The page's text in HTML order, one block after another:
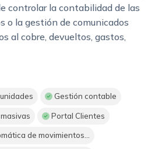
controlar la contabilidad de las
o la gestión de comunicados
al cobre, devueltos, gastos,
Gestión contable
Portal Clientes
de movimientos...